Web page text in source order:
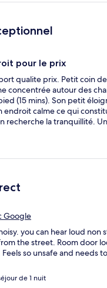
pour le prix
qualite prix. Petit coin
concentrée autour des
(15 mins). Son petit
endroit calme ce qui
recherche la tranquillité.
des excursions
Google
you can hear loud non
the street. Room door
so unsafe and needs
de 1 nuit